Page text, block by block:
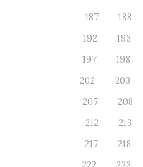
187
188
192
193
197
198
202
203
207
208
212
213
217
218